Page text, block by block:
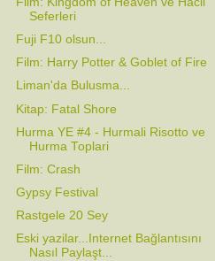
Seferleri
Fuji F10 olsun...
Film: Harry Potter & Goblet of Fire
Liman'da Bulusma...
Kitap: Fatal Shore
Hurma YE #4 - Hurmali Risotto ve
Hurma Toplari
Film: Crash
Gypsy Festival
Rastgele 20 Sey
Eski yazilar...Internet Bağlantısını
Nasıl Paylaşt...